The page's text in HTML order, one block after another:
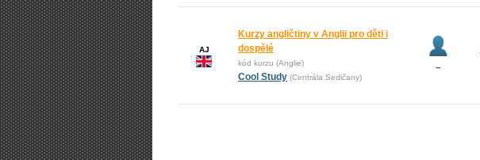
AJ
Kurzy angličtiny v Anglii pro děti i
dospělé
kód kurzu (Anglie)
Cool Study (Centrála Sedlčany)
–